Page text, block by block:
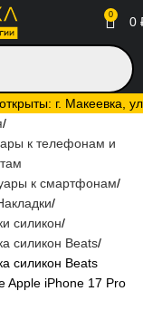
г. Макеевка,
0 0
к телефонам и
к смартфонам
силикон
силикон Beats
силикон Beats
Apple iPhone 17 Pro